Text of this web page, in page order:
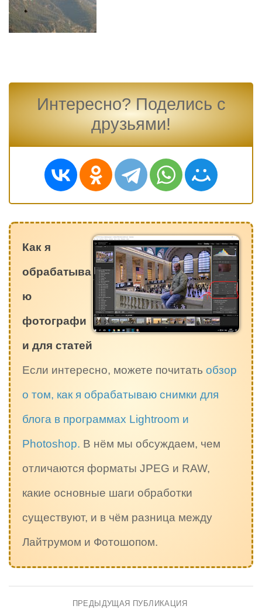
Интересно? Поделись с
друзьями!
Как я
обрабатыва
ю
фотографи
и для статей
Если интересно, можете почитать обзор
о том, как я обрабатываю снимки для
блога в программах Lightroom и
Photoshop. В нём мы обсуждаем, чем
отличаются форматы JPEG и RAW,
какие основные шаги обработки
существуют, и в чём разница между
Лайтрумом и Фотошопом.
ПРЕДЫДУЩАЯ ПУБЛИКАЦИЯ